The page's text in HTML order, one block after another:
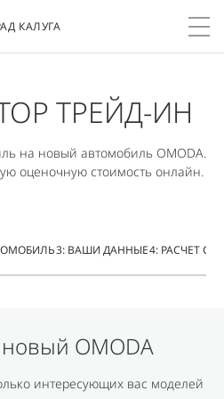
КАЛУГА
Модели
поддержка
OMODAТРЕЙД-ИН
на новый автомобиль OMODA.
оценочную стоимость онлайн.
3: ВАШИ ДАННЫЕ4: РАСЧЕТ
OMODA
интересующих вас моделей